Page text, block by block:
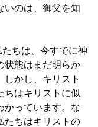
いのは、御父を知
ちは、今すでに神
状態はまだ明らか
しかし、キリスト
ちはキリストに似
かっています。な
たちはキリストの